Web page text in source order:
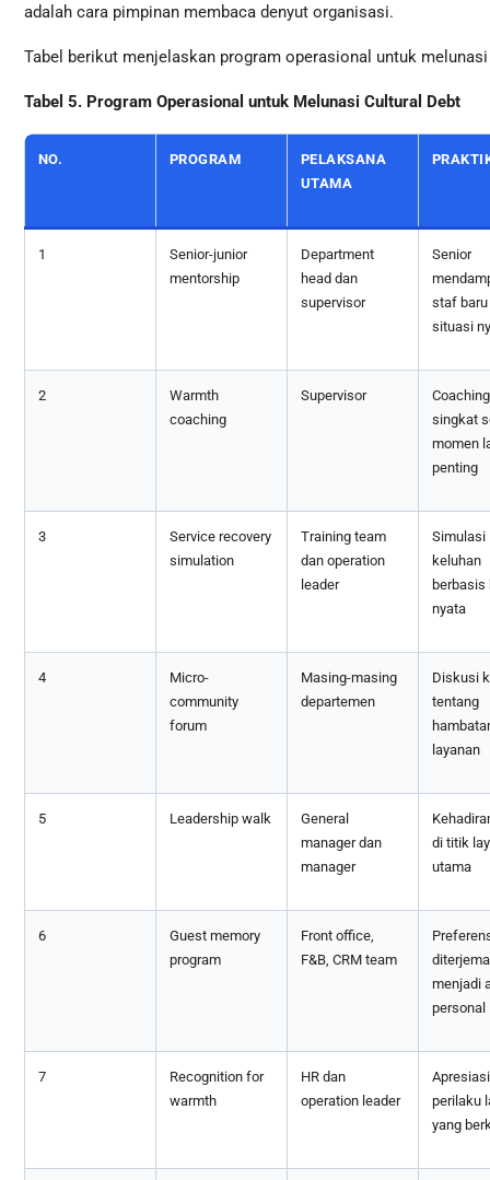
adalah cara pimpinan membaca denyut organisasi.
Tabel berikut menjelaskan program operasional untuk
Tabel 5. Program Operasional untuk Melunasi Cultural Debt
NO. PROGRAM
PELAKSANA
UTAMA
1
Senior-junior
mentorship
Department
head dan
supervisor
Senior
staf baru
situasi
2
Warmth
coaching
Supervisor
Coaching
singkat
momen
penting
3
Service recovery
simulation
Training team
dan operation
leader
Simulasi
keluhan
berbasis
nyata
4
Micro-
community
forum
Masing-masing
departemen
Diskusi
tentang
layanan
5 Leadership walk
General
manager dan
manager
di titik
utama
6
Guest memory
program
Front office,
F&B, CRM team
menjadi
personal
7
Recognition for
warmth
HR dan
operation leader
perilaku
yang